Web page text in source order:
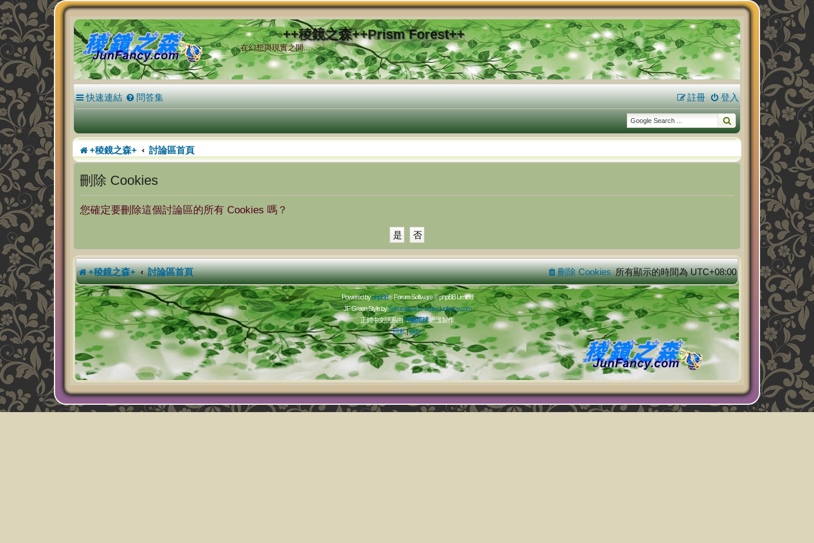
++稜鏡之森++Prism Forest++
在幻想與現實之間.....
快速連結 問答集 登入
註冊
+稜鏡之森+ 討論區首頁
刪除 Cookies
您確定要刪除這個討論區的所有 Cookies 嗎？
+稜鏡之森+ 討論區首頁 所有顯示的時間為UTC+08:00
刪除 Cookies
Powered byphpBB® Forum Software © phpBB Limited
JF Green Style bySakuraiayano -styles.junfancy.com
正體中文語系由竹貓星球維護製作
隱私|條款